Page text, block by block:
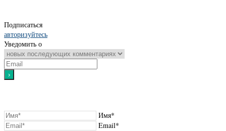
Подписаться
авторизуйтесь
Уведомить о
Имя*
Email*